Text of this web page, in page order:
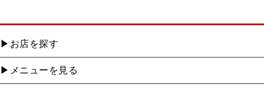
お店を探す
メニューを見る